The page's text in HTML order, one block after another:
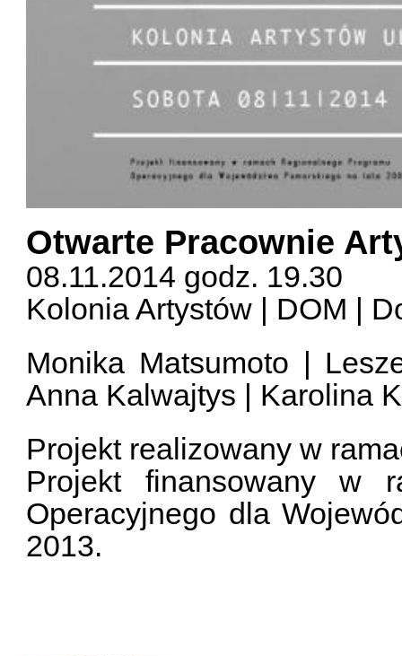
Otwarte Pracownie
08.11.2014 godz. 19.30
Kolonia Artystów | DOM |
Monika Matsumoto |
Anna Kalwajtys | Karolina
Projekt realizowany w
Projekt finansowany w
Operacyjnego dla
2013.